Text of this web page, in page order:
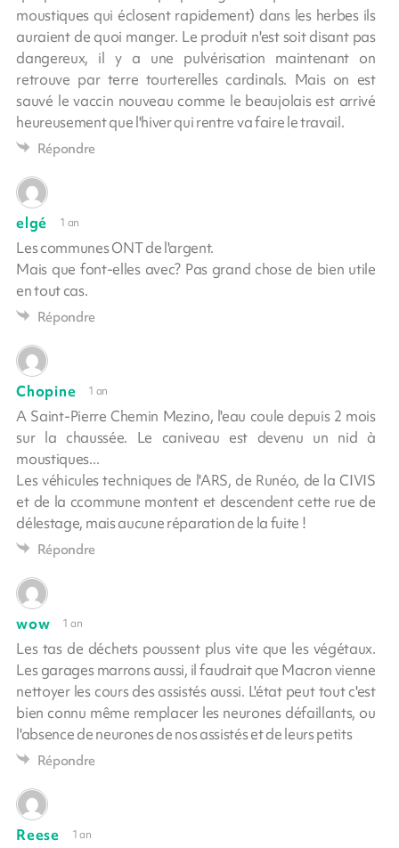
moustiques qui éclosent rapidement) dans les herbes ils
auraient de quoi manger. Le produit n'est soit disant pas
dangereux, il y a une pulvérisation maintenant on
retrouve par terre tourterelles cardinals. Mais on est
sauvé le vaccin nouveau comme le beaujolais est arrivé
heureusement que l'hiver qui rentre va faire le travail.
Répondre
elgé 1 an
Les communes ONT de l'argent.
Mais que font-elles avec? Pas grand chose de bien utile
en tout cas.
Répondre
Chopine 1 an
A Saint-Pierre Chemin Mezino, l'eau coule depuis 2 mois
sur la chaussée. Le caniveau est devenu un nid à
moustiques...
Les véhicules techniques de l'ARS, de Runéo, de la CIVIS
et de la ccommune montent et descendent cette rue de
délestage, mais aucune réparation de la fuite !
Répondre
wow 1 an
Les tas de déchets poussent plus vite que les végétaux.
Les garages marrons aussi, il faudrait que Macron vienne
nettoyer les cours des assistés aussi. L'état peut tout c'est
bien connu même remplacer les neurones défaillants, ou
l'absence de neurones de nos assistés et de leurs petits
Répondre
Reese 1 an